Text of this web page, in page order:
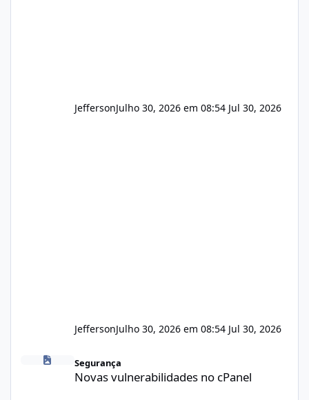
JeffersonJulho 30, 2026 em 08:54 Jul 30, 2026
JeffersonJulho 30, 2026 em 08:54 Jul 30, 2026
Novas vulnerabilidades no cPanel
Segurança
Novas vulnerabilidades no cPanel